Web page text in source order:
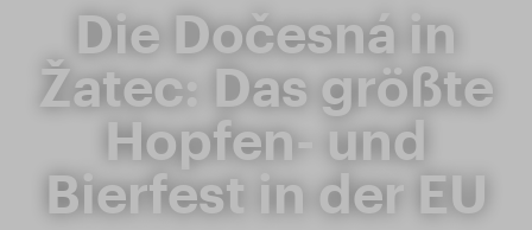
Die Dočesná in
Žatec: Das größte
Hopfen- und
Bierfest in der EU